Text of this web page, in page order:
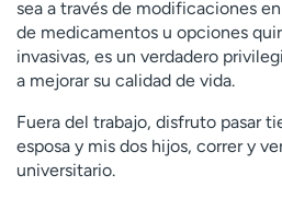
c
o
n
t
r
a
sea a través de modificaciones
de medicamentos u opciones
invasivas, es un verdadero
a mejorar su calidad de vida.
Fuera del trabajo, disfruto pasar
esposa y mis dos hijos, correr y
universitario.